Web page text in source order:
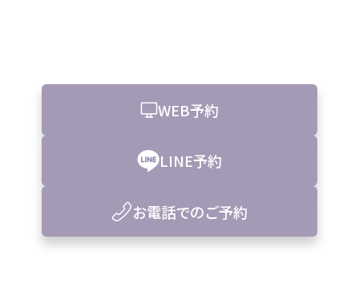
WEB予約
LINE予約
お電話でのご予約